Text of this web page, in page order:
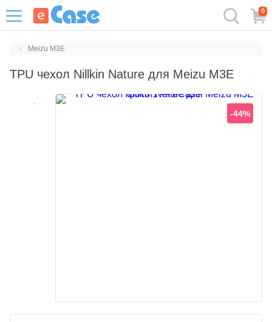
0
Meizu M3E
TPU чехол Nillkin Nature для Meizu M3E
-44%